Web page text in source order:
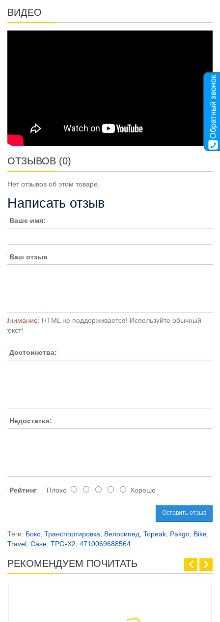
ВИДЕО
ОТЗЫВОВ (0)
Нет отзывов об этом товаре.
Написать отзыв
Ваше имя:
Ваш отзыв
Внимание: HTML не поддерживается! Используйте обычный
текст!
Достоинства:
Недостатки:
Рейтинг Плохо Хорошо
Оставить отзыв
Теги: Бокс Транспортировка Велосипед Topeak Pakgo Bike
Travel Case TPG-X2 4710069688564
РЕКОМЕНДУЕМ ПОЧИТАТЬ